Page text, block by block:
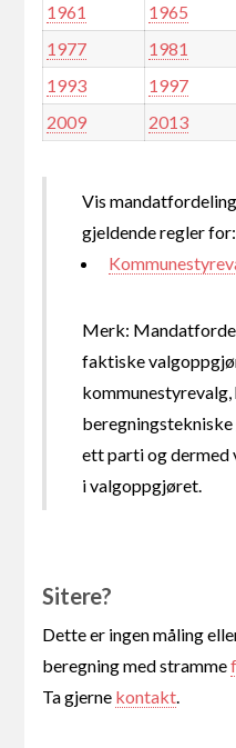
1961
1965
1977
1981
1993
1997
2009
2013
Vis
gjeldende regler for:
Merk:
faktiske
ett parti og dermed
i valgoppgjøret.
Sitere?
Dette er ingen måling
beregning med stramme
Ta gjerne kontakt.